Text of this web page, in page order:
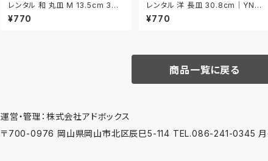
レンタル 和 丸皿 M 13.5cm 3枚
セット｜WMM032
¥770
レンタル 洋 長皿 30.8cm｜YNA
008
¥770
商品一覧に戻る
運営・管理：株式会社アドボックス
〒700-0976 岡山県岡山市北区辰巳5-114 TEL.086-241-0345